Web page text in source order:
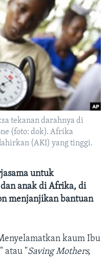
tekanan darahnya di
(foto: dok). Afrika
(AKI) yang tinggi.
untuk
anak di Afrika, di
menjanjikan bantuan
kaum Ibu
atau "Saving Mothers,